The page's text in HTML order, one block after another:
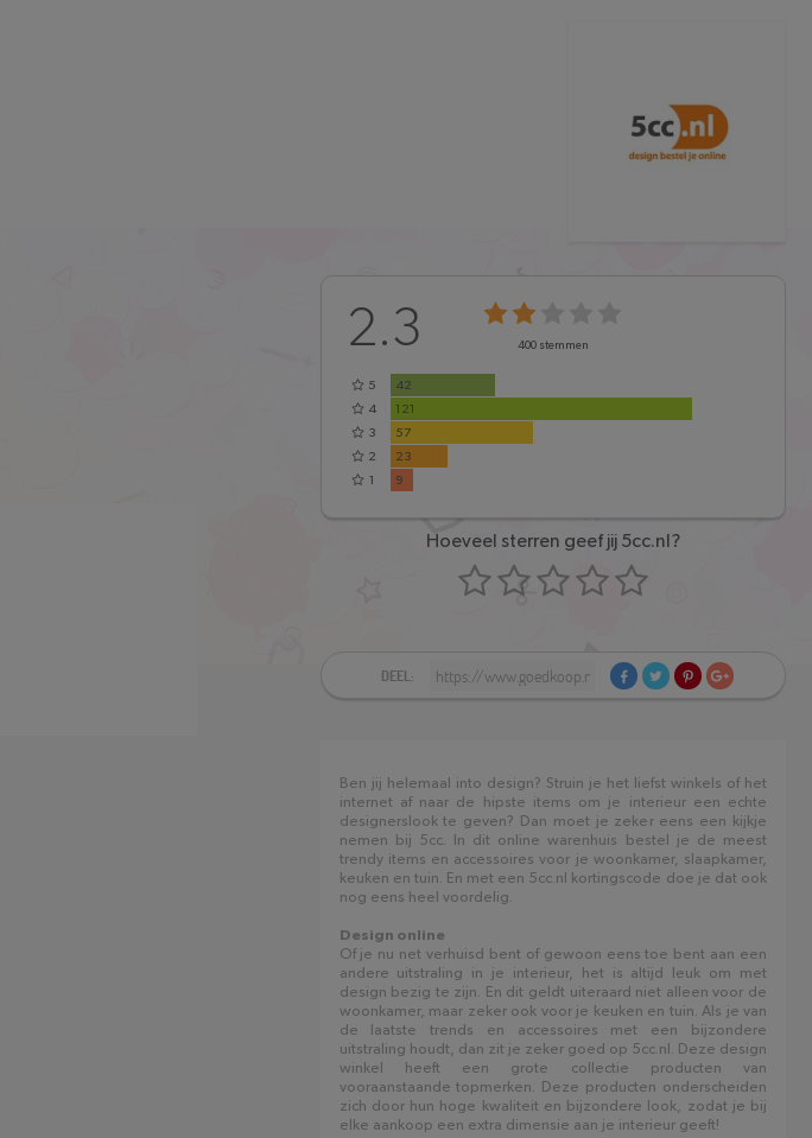
2.3 400 stemmen
5
42
4
121
3
57
2
23
1
9
Hoeveel sterren geef jij 5cc.nl?
DEEL:
Ben jij helemaal into design? Struin je het liefst winkels of het
internet af naar de hipste items om je interieur een echte
designerslook te geven? Dan moet je zeker eens een kijkje
nemen bij 5cc. In dit online warenhuis bestel je de meest
trendy items en accessoires voor je woonkamer, slaapkamer,
keuken en tuin. En met een 5cc.nl kortingscode doe je dat ook
nog eens heel voordelig.
Design online
Of je nu net verhuisd bent of gewoon eens toe bent aan een
andere uitstraling in je interieur, het is altijd leuk om met
design bezig te zijn. En dit geldt uiteraard niet alleen voor de
woonkamer, maar zeker ook voor je keuken en tuin. Als je van
de laatste trends en accessoires met een bijzondere
uitstraling houdt, dan zit je zeker goed op 5cc.nl. Deze design
winkel heeft een grote collectie producten van
vooraanstaande topmerken. Deze producten onderscheiden
zich door hun hoge kwaliteit en bijzondere look, zodat je bij
elke aankoop een extra dimensie aan je interieur geeft!